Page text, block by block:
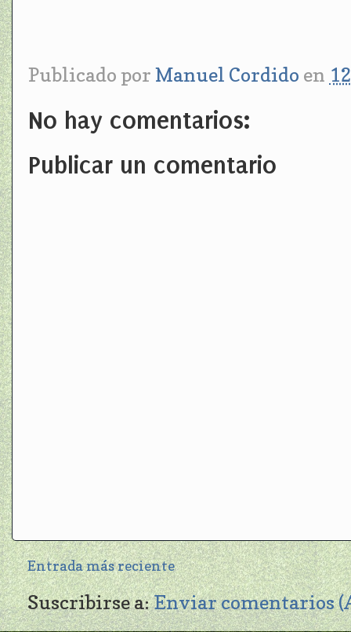
Publicado por Manuel Cordido en
No hay comentarios:
Publicar un comentario
Entrada más reciente
Suscribirse a:Enviar comentarios